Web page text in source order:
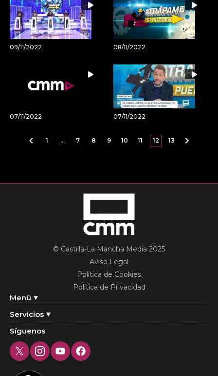
09/11/2022 08/11/2022
07/11/2022 07/11/2022
1 … 7 8 9 10 11 12 13
Menú
Servicios
© Castilla-La Mancha Media 2025
Aviso Legal
Política de Cookies
Política de Privacidad
Síguenos
TwitterInstagram
YoutubeFacebook